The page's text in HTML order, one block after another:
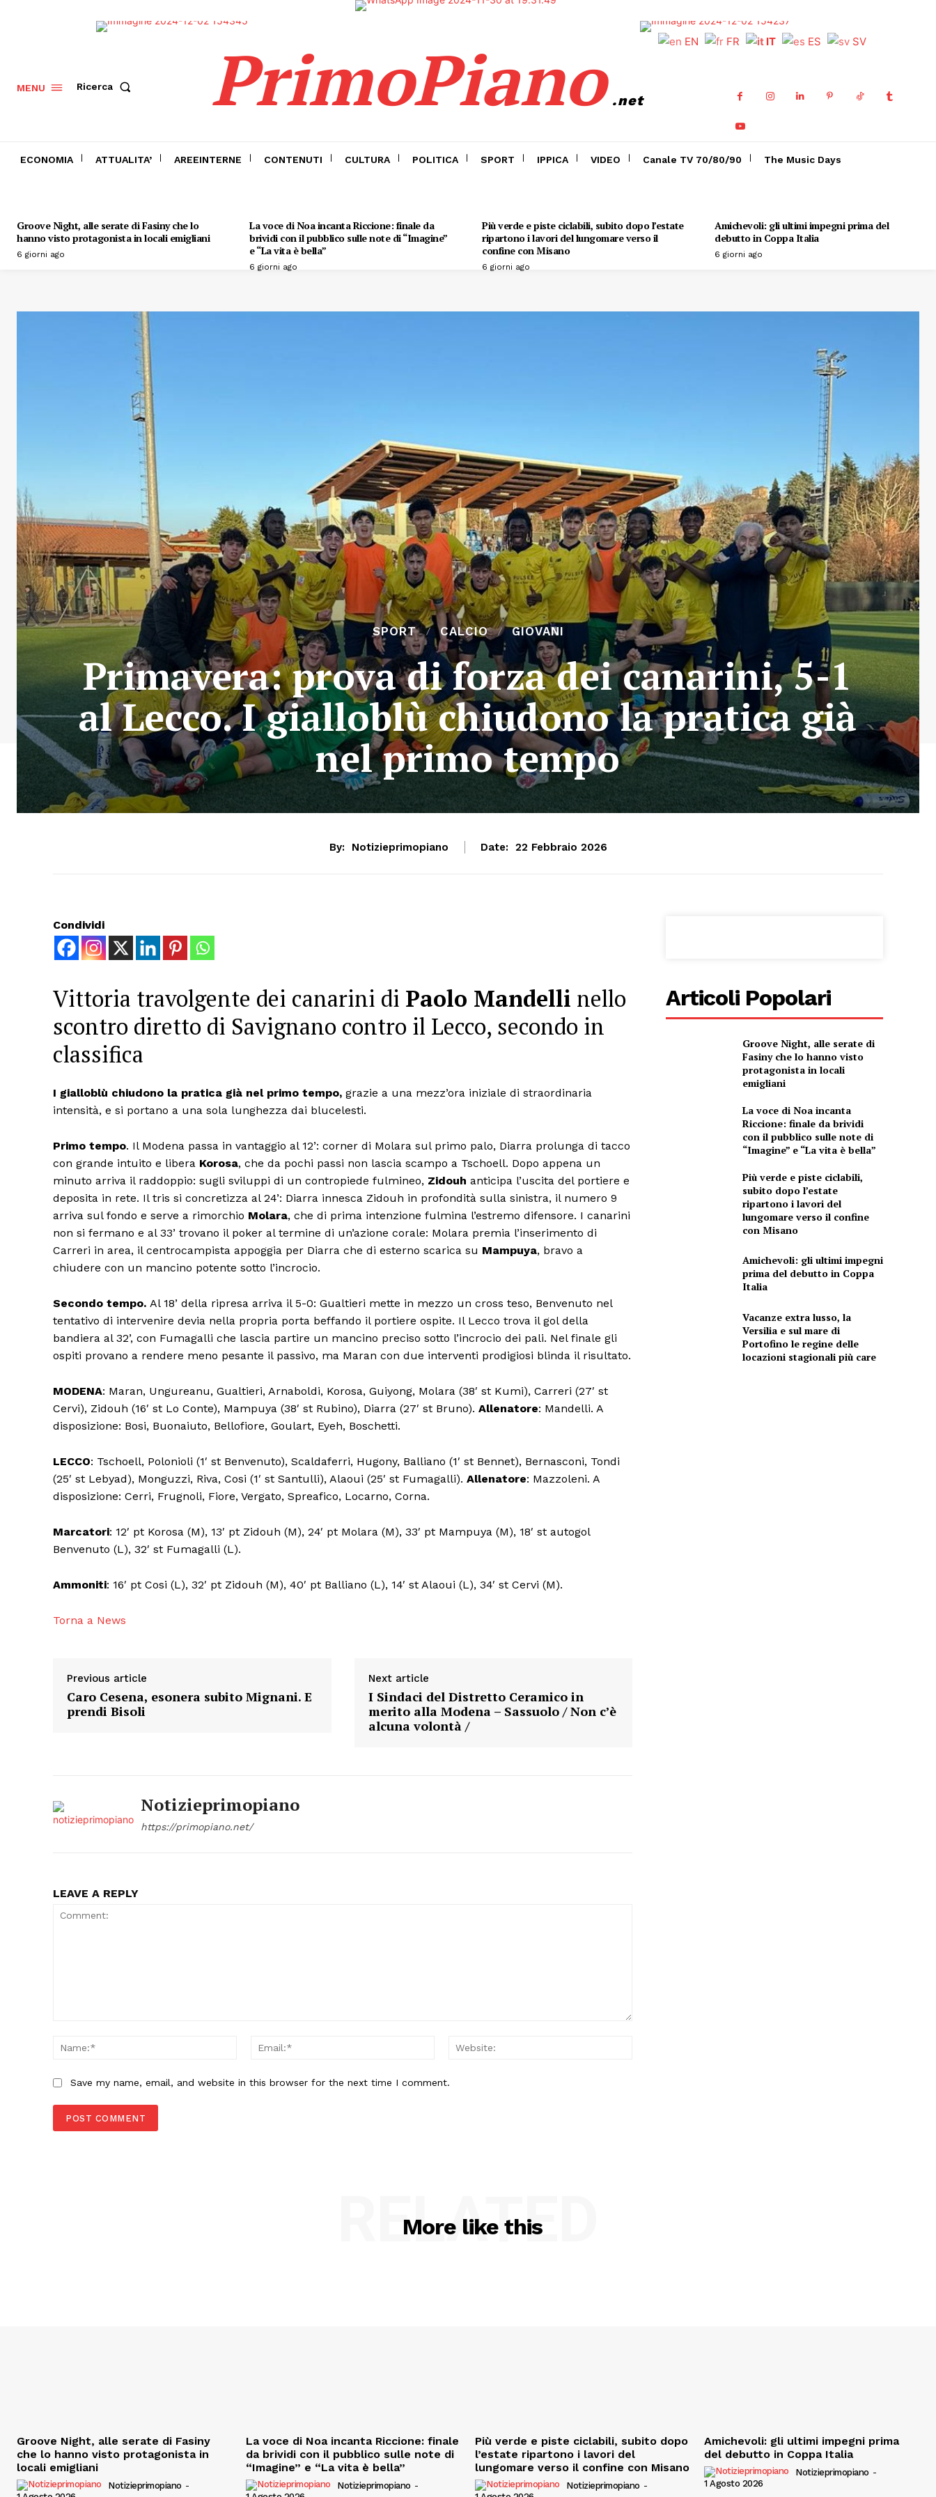
AREEINTERNE
Canale TV 70/80/90
Esclusive
MENU Ricerca PrimoPiano .net
EN FR IT ES SV
ECONOMIA ATTUALITA’ AREEINTERNE CONTENUTI CULTURA POLITICA SPORT IPPICA VIDEO Canale TV 70/80/90 The Music Days
Groove Night, alle serate di Fasiny che lo
hanno visto protagonista in locali emigliani
6 giorni ago
La voce di Noa incanta Riccione: finale da
brividi con il pubblico sulle note di “Imagine”
e “La vita è bella”
6 giorni ago
Più verde e piste ciclabili, subito dopo l’estate
ripartono i lavori del lungomare verso il
confine con Misano
6 giorni ago
Amichevoli: gli ultimi impegni prima del
debutto in Coppa Italia
6 giorni ago
SPORT CALCIO GIOVANI
Primavera: prova di forza dei canarini, 5-1
al Lecco. I gialloblù chiudono la pratica già
nel primo tempo
By: Notizieprimopiano Date: 22 Febbraio 2026
Condividi
Vittoria travolgente dei canarini di Paolo Mandelli nello
scontro diretto di Savignano contro il Lecco, secondo in
classifica
I gialloblù chiudono la pratica già nel primo tempo, grazie a una mezz’ora iniziale di straordinaria
intensità, e si portano a una sola lunghezza dai blucelesti.
Primo tempo. Il Modena passa in vantaggio al 12’: corner di Molara sul primo palo, Diarra prolunga di tacco
con grande intuito e libera Korosa, che da pochi passi non lascia scampo a Tschoell. Dopo appena un
minuto arriva il raddoppio: sugli sviluppi di un contropiede fulmineo, Zidouh anticipa l’uscita del portiere e
deposita in rete. Il tris si concretizza al 24’: Diarra innesca Zidouh in profondità sulla sinistra, il numero 9
arriva sul fondo e serve a rimorchio Molara, che di prima intenzione fulmina l’estremo difensore. I canarini
non si fermano e al 33’ trovano il poker al termine di un’azione corale: Molara premia l’inserimento di
Carreri in area, il centrocampista appoggia per Diarra che di esterno scarica su Mampuya, bravo a
chiudere con un mancino potente sotto l’incrocio.
Secondo tempo. Al 18’ della ripresa arriva il 5-0: Gualtieri mette in mezzo un cross teso, Benvenuto nel
tentativo di intervenire devia nella propria porta beffando il portiere ospite. Il Lecco trova il gol della
bandiera al 32’, con Fumagalli che lascia partire un mancino preciso sotto l’incrocio dei pali. Nel finale gli
ospiti provano a rendere meno pesante il passivo, ma Maran con due interventi prodigiosi blinda il risultato.
MODENA: Maran, Ungureanu, Gualtieri, Arnaboldi, Korosa, Guiyong, Molara (38′ st Kumi), Carreri (27′ st
Cervi), Zidouh (16′ st Lo Conte), Mampuya (38′ st Rubino), Diarra (27′ st Bruno). Allenatore: Mandelli. A
disposizione: Bosi, Buonaiuto, Bellofiore, Goulart, Eyeh, Boschetti.
LECCO: Tschoell, Polonioli (1′ st Benvenuto), Scaldaferri, Hugony, Balliano (1′ st Bennet), Bernasconi, Tondi
(25′ st Lebyad), Monguzzi, Riva, Cosi (1′ st Santulli), Alaoui (25′ st Fumagalli). Allenatore: Mazzoleni. A
disposizione: Cerri, Frugnoli, Fiore, Vergato, Spreafico, Locarno, Corna.
Marcatori: 12′ pt Korosa (M), 13′ pt Zidouh (M), 24′ pt Molara (M), 33′ pt Mampuya (M), 18′ st autogol
Benvenuto (L), 32′ st Fumagalli (L).
Ammoniti: 16′ pt Cosi (L), 32′ pt Zidouh (M), 40′ pt Balliano (L), 14′ st Alaoui (L), 34′ st Cervi (M).
Torna a News
Previous article
Caro Cesena, esonera subito Mignani. E
prendi Bisoli
Next article
I Sindaci del Distretto Ceramico in
merito alla Modena – Sassuolo / Non c’è
alcuna volontà /
Notizieprimopiano
https://primopiano.net/
LEAVE A REPLY
Name:*
Email:*
Save my name, email, and website in this browser for the next time I comment.
Articoli Popolari
Groove Night, alle serate di
Fasiny che lo hanno visto
protagonista in locali
emigliani
La voce di Noa incanta
Riccione: finale da brividi
con il pubblico sulle note di
“Imagine” e “La vita è bella”
Più verde e piste ciclabili,
subito dopo l’estate
ripartono i lavori del
lungomare verso il confine
con Misano
Amichevoli: gli ultimi impegni
prima del debutto in Coppa
Italia
Vacanze extra lusso, la
Versilia e sul mare di
Portofino le regine delle
locazioni stagionali più care
More like this
RELATED
Groove Night, alle serate di Fasiny
che lo hanno visto protagonista in
locali emigliani
Notizieprimopiano -
La voce di Noa incanta Riccione: finale
da brividi con il pubblico sulle note di
“Imagine” e “La vita è bella”
Notizieprimopiano -
Più verde e piste ciclabili, subito dopo
l’estate ripartono i lavori del
lungomare verso il confine con Misano
Notizieprimopiano -
Amichevoli: gli ultimi impegni prima
del debutto in Coppa Italia
Notizieprimopiano -
1 Agosto 2026